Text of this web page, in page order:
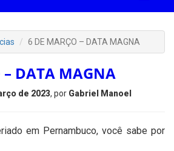
6 DE MARÇO – DATA MAGNA
– DATA MAGNA
de 2023, por Gabriel Manoel
em Pernambuco, você sabe por